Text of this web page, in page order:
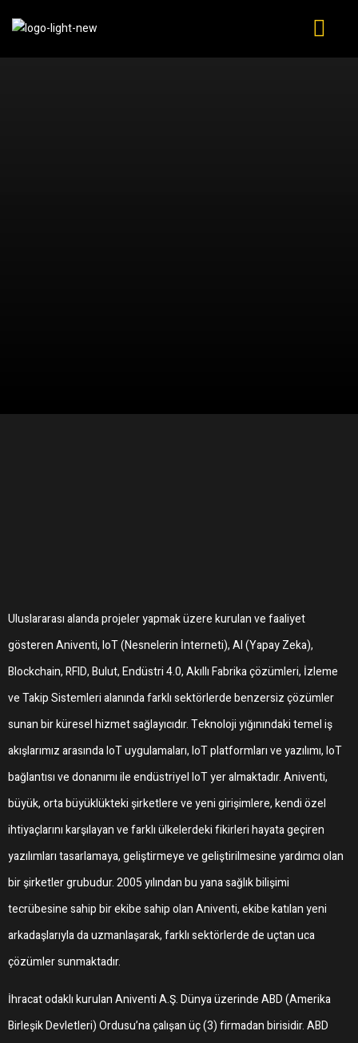
Uluslararası alanda projeler yapmak üzere kurulan ve faaliyet
gösteren Aniventi, IoT (Nesnelerin İnterneti), AI (Yapay Zeka),
Blockchain, RFID, Bulut, Endüstri 4.0, Akıllı Fabrika çözümleri, İzleme
ve Takip Sistemleri alanında farklı sektörlerde benzersiz çözümler
sunan bir küresel hizmet sağlayıcıdır. Teknoloji yığınındaki temel iş
akışlarımız arasında IoT uygulamaları, IoT platformları ve yazılımı, IoT
bağlantısı ve donanımı ile endüstriyel IoT yer almaktadır. Aniventi,
büyük, orta büyüklükteki şirketlere ve yeni girişimlere, kendi özel
ihtiyaçlarını karşılayan ve farklı ülkelerdeki fikirleri hayata geçiren
yazılımları tasarlamaya, geliştirmeye ve geliştirilmesine yardımcı olan
bir şirketler grubudur. 2005 yılından bu yana sağlık bilişimi
tecrübesine sahip bir ekibe sahip olan Aniventi, ekibe katılan yeni
arkadaşlarıyla da uzmanlaşarak, farklı sektörlerde de uçtan uca
çözümler sunmaktadır.
İhracat odaklı kurulan Aniventi A.Ş. Dünya üzerinde ABD (Amerika
Birleşik Devletleri) Ordusu’na çalışan üç (3) firmadan birisidir. ABD